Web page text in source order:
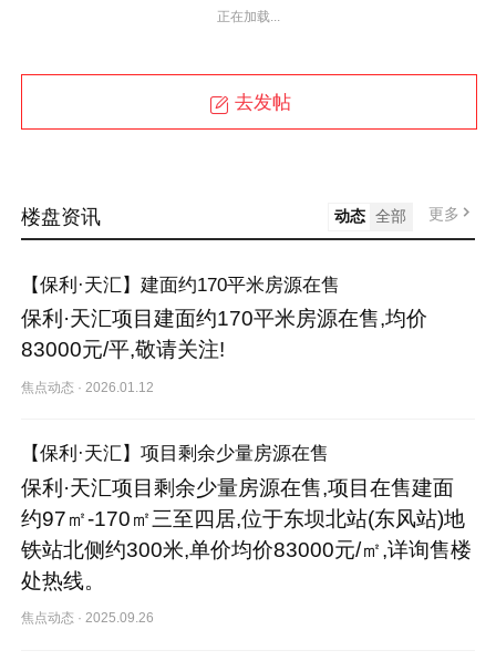
正在加载...
去发帖
楼盘资讯 动态 全部 更多
【保利·天汇】建面约170平米房源在售
保利·天汇项目建面约170平米房源在售,均价
83000元/平,敬请关注!
焦点动态 · 2026.01.12
【保利·天汇】项目剩余少量房源在售
保利·天汇项目剩余少量房源在售,项目在售建面
约97㎡-170㎡三至四居,位于东坝北站(东风站)地
铁站北侧约300米,单价均价83000元/㎡,详询售楼
处热线。
焦点动态 ·2025.09.26